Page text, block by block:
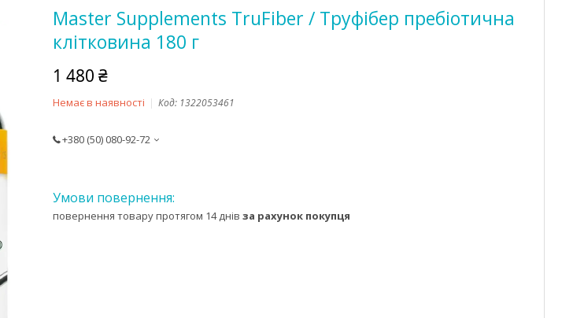
Master Supplements TruFiber / Труфібер пребіотична
клітковина 180 г
1 480 ₴
Немає в наявності Код: 1322053461
+380 (50) 080-92-72
повернення товару протягом 14 днів за рахунок покупця